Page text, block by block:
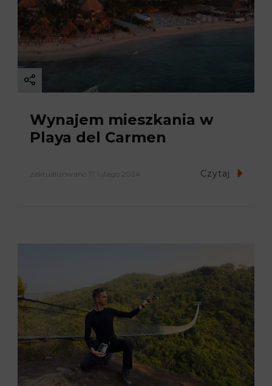
Wynajem mieszkania w
Playa del Carmen
zaktualizowano 17 lutego 2024 Czytaj